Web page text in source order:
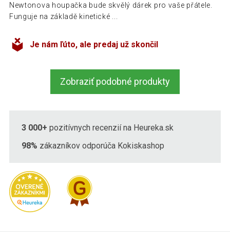
Newtonova houpačka bude skvělý dárek pro vaše přátele.
Funguje na základě kinetické ...
Je nám ľúto, ale predaj už skončil
Zobraziť podobné produkty
3 000+ pozitívnych recenzií na Heureka.sk
98% zákazníkov odporúča Kokiskashop